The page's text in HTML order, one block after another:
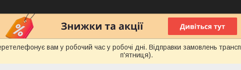
вам у робочий час у робочі дні. Відправки замовлень
п'ятниця).